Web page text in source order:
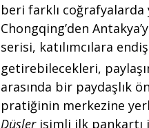
beri farklı
Chongqing’den
serisi, katılımcılara
getirebilecekleri,
arasında bir paydaşlık
pratiğinin merkezine
Düşlerisimli ilk pankartı